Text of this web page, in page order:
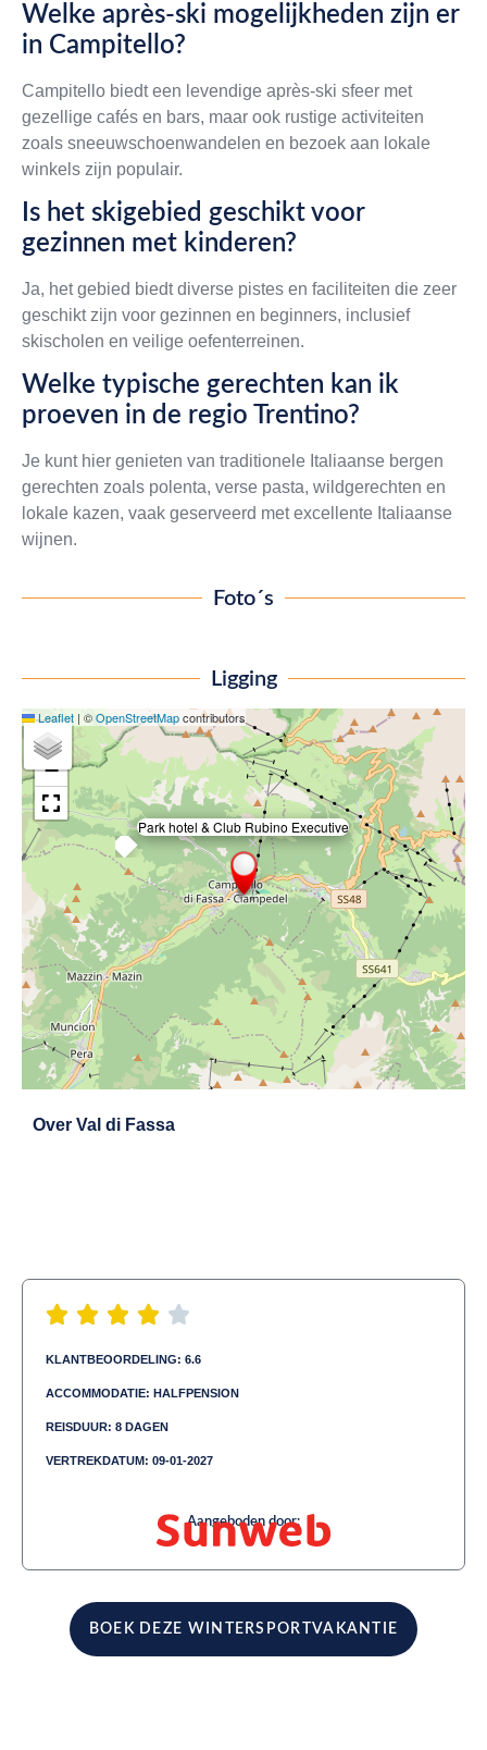
Welke après-ski mogelijkheden zijn er
in Campitello?
Campitello biedt een levendige après-ski sfeer met
gezellige cafés en bars, maar ook rustige activiteiten
zoals sneeuwschoenwandelen en bezoek aan lokale
winkels zijn populair.
Is het skigebied geschikt voor
gezinnen met kinderen?
Ja, het gebied biedt diverse pistes en faciliteiten die zeer
geschikt zijn voor gezinnen en beginners, inclusief
skischolen en veilige oefenterreinen.
Welke typische gerechten kan ik
proeven in de regio Trentino?
Je kunt hier genieten van traditionele Italiaanse bergen
gerechten zoals polenta, verse pasta, wildgerechten en
lokale kazen, vaak geserveerd met excellente Italiaanse
wijnen.
Foto´s
Ligging
Park hotel & Club Rubino Executive
×
+
−
Leaflet | ©OpenStreetMapcontributors
Over Val di Fassa
KLANTBEOORDELING: 6.6
ACCOMMODATIE: HALFPENSION
REISDUUR: 8 DAGEN
VERTREKDATUM: 09-01-2027
Aangeboden door:
BOEK DEZE WINTERSPORTVAKANTIE